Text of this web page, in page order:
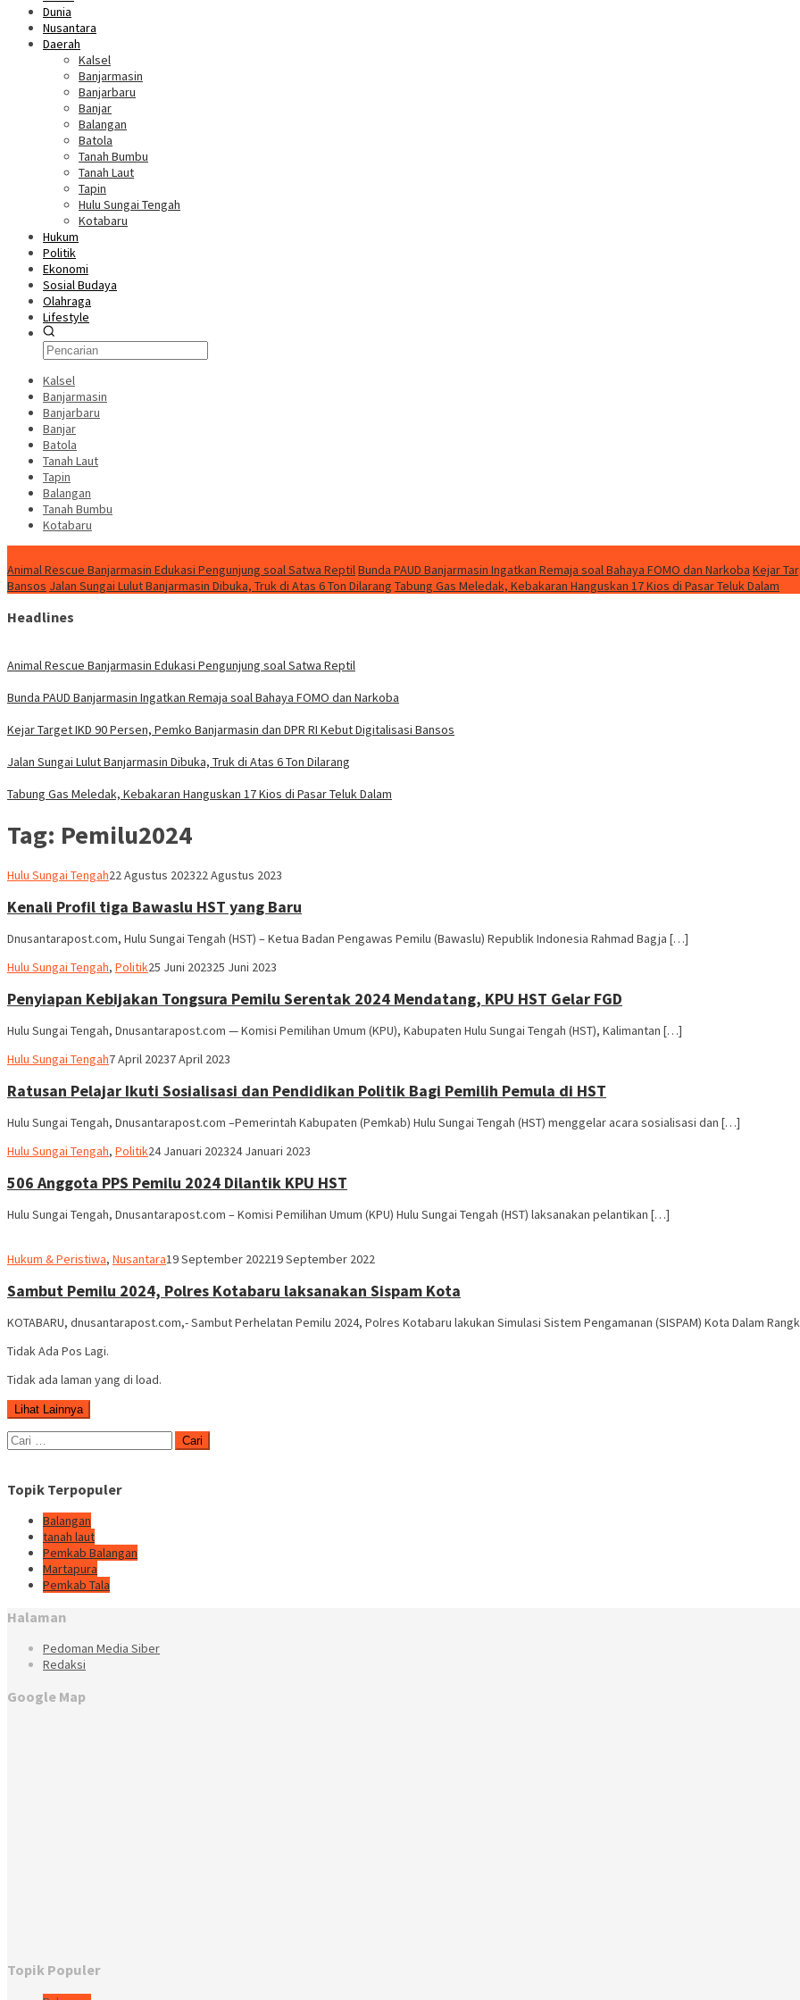
Dunia
Nusantara
Daerah
Kalsel
Banjarmasin
Banjarbaru
Banjar
Balangan
Batola
Tanah Bumbu
Tanah Laut
Tapin
Hulu Sungai Tengah
Kotabaru
Hukum
Politik
Ekonomi
Sosial Budaya
Olahraga
Lifestyle
Kalsel
Banjarmasin
Banjarbaru
Banjar
Batola
Tanah Laut
Tapin
Balangan
Tanah Bumbu
Kotabaru
Animal Rescue Banjarmasin Edukasi Pengunjung soal Satwa ReptilBunda PAUD Banjarmasin Ingatkan Remaja soal Bahaya FOMO dan Narkoba Kejar
Bansos Jalan Sungai Lulut Banjarmasin Dibuka, Truk di Atas 6 Ton Dilarang Tabung Gas Meledak, Kebakaran Hanguskan 17 Kios di Pasar Teluk Dalam
Headlines
Animal Rescue Banjarmasin Edukasi Pengunjung soal Satwa Reptil
Bunda PAUD Banjarmasin Ingatkan Remaja soal Bahaya FOMO dan Narkoba
Kejar Target IKD 90 Persen, Pemko Banjarmasin dan DPR RI Kebut Digitalisasi Bansos
Jalan Sungai Lulut Banjarmasin Dibuka, Truk di Atas 6 Ton Dilarang
Tabung Gas Meledak, Kebakaran Hanguskan 17 Kios di Pasar Teluk Dalam
Tag: Pemilu2024
Hulu Sungai TengahHariadi
22 Agustus 202322 Agustus 2023
Kenali Profil tiga Bawaslu HST yang Baru
Dnusantarapost.com, Hulu Sungai Tengah (HST) – Ketua Badan Pengawas Pemilu (Bawaslu) Republik Indonesia Rahmad Bagja […]
Hulu Sungai Tengah, PolitikHariadi
25 Juni 202325 Juni 2023
Penyiapan Kebijakan Tongsura Pemilu Serentak 2024 Mendatang, KPU HST Gelar FGD
Hulu Sungai Tengah, Dnusantarapost.com — Komisi Pemilihan Umum (KPU), Kabupaten Hulu Sungai Tengah (HST), Kalimantan […]
Hulu Sungai TengahHariadi
7 April 20237 April 2023
Ratusan Pelajar Ikuti Sosialisasi dan Pendidikan Politik Bagi Pemilih Pemula di HST
Hulu Sungai Tengah, Dnusantarapost.com –Pemerintah Kabupaten (Pemkab) Hulu Sungai Tengah (HST) menggelar acara sosialisasi dan […]
Hulu Sungai Tengah, PolitikHariadi
24 Januari 202324 Januari 2023
506 Anggota PPS Pemilu 2024 Dilantik KPU HST
Hulu Sungai Tengah, Dnusantarapost.com – Komisi Pemilihan Umum (KPU) Hulu Sungai Tengah (HST) laksanakan pelantikan […]
Hukum & Peristiwa, NusantaraRobert
19 September 202219 September 2022
Sambut Pemilu 2024, Polres Kotabaru laksanakan Sispam Kota
KOTABARU, dnusantarapost.com,- Sambut Perhelatan Pemilu 2024, Polres Kotabaru lakukan Simulasi Sistem Pengamanan (SISPAM) Kota Dalam
Tidak Ada Pos Lagi.
Tidak ada laman yang di load.
Lihat Lainnya
Cari
untuk:
Topik Terpopuler
Balangan
tanah laut
Pemkab Balangan
Martapura
Pemkab Tala
Halaman
Pedoman Media Siber
Redaksi
Google Map
Topik Populer